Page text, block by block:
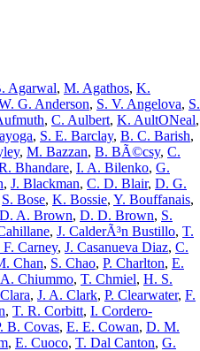
Agarwal, M. Agathos, K.
G. Anderson, S. V. Angelova, S.
, C. Aulbert, K. AultONeal,
, S. E. Barclay, B. C. Barish,
, M. Bazzan, B. BÃ©csy, C.
Bhandare, I. A. Bilenko, G.
, J. Blackman, C. D. Blair, D. G.
S. Bose, K. Bossie, Y. Bouffanais,
D. A. Brown, D. D. Brown, S.
, J. CalderÃ³n Bustillo, T.
Carney, J. Casanueva Diaz, C.
Chan, S. Chao, P. Charlton, E.
A. Chiummo, T. Chmiel, H. S.
, J. A. Clark, P. Clearwater, F.
, T. R. Corbitt, I. Cordero-
B. Covas, E. E. Cowan, D. M.
, E. Cuoco, T. Dal Canton, G.